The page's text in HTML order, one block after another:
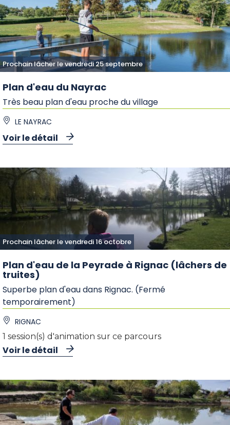
Prochain lâcher le vendredi 25 septembre
Plan d'eau du Nayrac
Très beau plan d'eau proche du village
LE NAYRAC
Voir le détail
Prochain lâcher le vendredi 16 octobre
Plan d'eau de la Peyrade à Rignac (lâchers de
truites)
Superbe plan d'eau dans Rignac. (Fermé
temporairement)
RIGNAC
1 session(s) d'animation sur ce parcours
Voir le détail